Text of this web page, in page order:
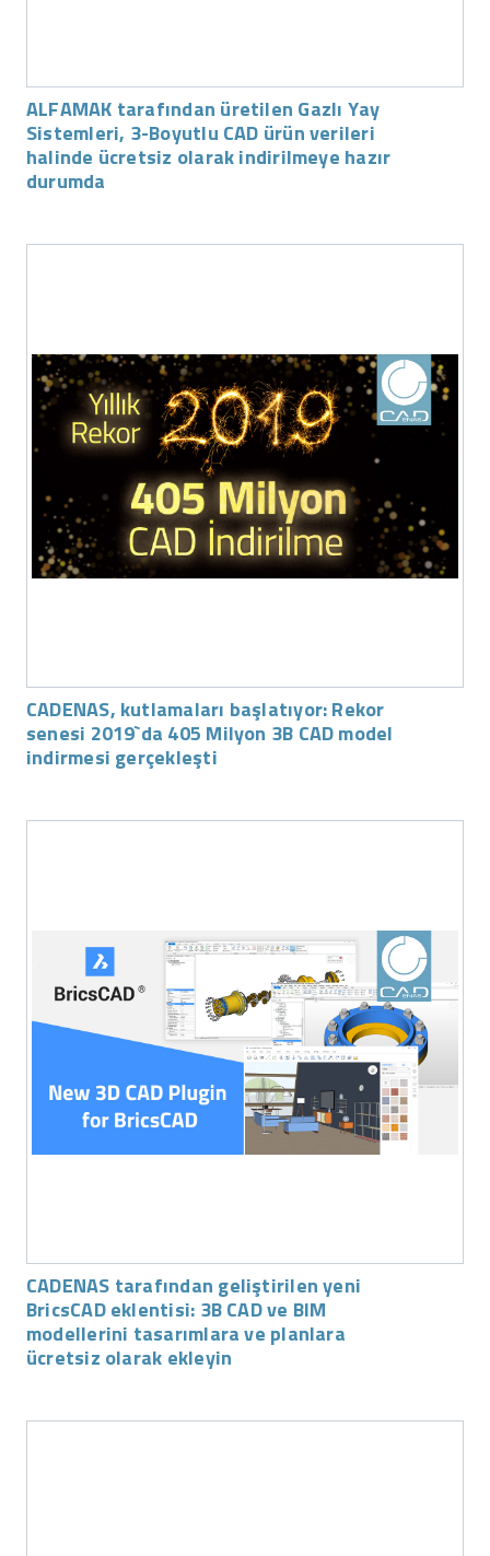
ALFAMAK tarafından üretilen Gazlı Yay
Sistemleri, 3-Boyutlu CAD ürün verileri
halinde ücretsiz olarak indirilmeye hazır
durumda
CADENAS, kutlamaları başlatıyor: Rekor
senesi 2019`da 405 Milyon 3B CAD model
indirmesi gerçekleşti
CADENAS tarafından geliştirilen yeni
BricsCAD eklentisi: 3B CAD ve BIM
modellerini tasarımlara ve planlara
ücretsiz olarak ekleyin